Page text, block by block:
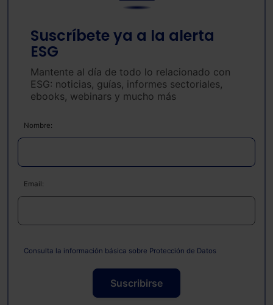
Suscríbete ya a la alerta
ESG
Mantente al día de todo lo relacionado con
ESG: noticias, guías, informes sectoriales,
ebooks, webinars y mucho más
Nombre:
Email:
Consulta la información básica sobre Protección de Datos
Suscribirse